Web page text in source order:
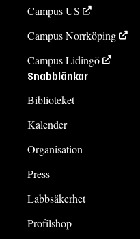
Campus US
Campus Norrköping
Campus Lidingö
Snabblänkar
Biblioteket
Kalender
Organisation
Press
Labbsäkerhet
Profilshop